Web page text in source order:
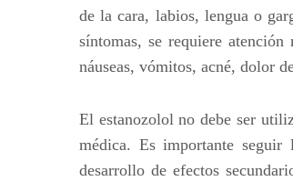
de la cara, labios, lengua o
síntomas, se requiere
náuseas, vómitos, acné, dolor
El estanozolol no debe ser
médica. Es importante
desarrollo de efectos